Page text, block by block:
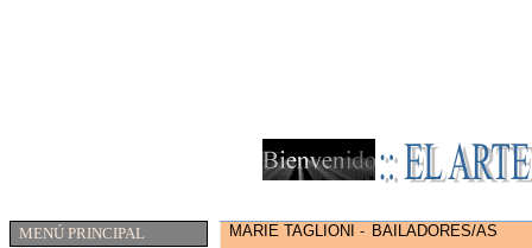
MENÚ PRINCIPAL
MARIE TAGLIONI- BAILADORES/AS